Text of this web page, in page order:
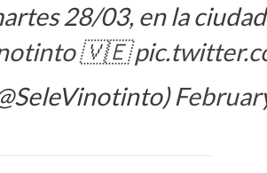
28/03, en la
🇻🇪